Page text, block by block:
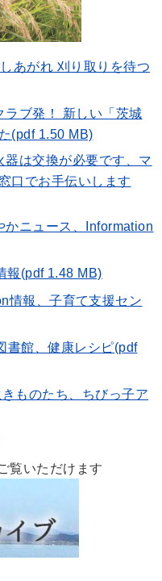
あがれ 刈り取りを待つ
ラブ発！ 新しい「茨城
(pdf 1.50 MB)
は交換が必要です、マ
口でお手伝いします
かニュース、Information
報(pdf 1.48 MB)
情報、子育て支援セン
書館、健康レシピ(pdf
ものたち、ちびっ子ア
覧いただけます